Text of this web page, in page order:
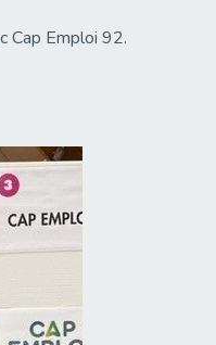
Cap Emploi 92.